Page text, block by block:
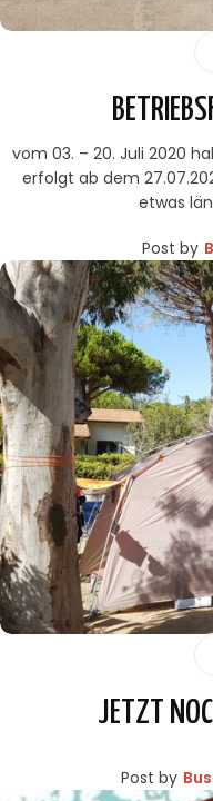
vom 03. – 20. Juli 2020
erfolgt ab dem
etwas
Post by
JETZT
Post by